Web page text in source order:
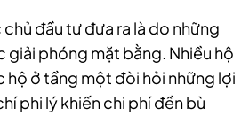
đầu tư đưa ra là do những
giải phóng mặt bằng. Nhiều hộ
hộ ở tầng một đòi hỏi những lợi
phi lý khiến chi phí đền bù